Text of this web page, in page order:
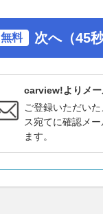
無料 次へ（45
carview!よりメー
ご登録いただい
ス宛てに確認メ
ます。